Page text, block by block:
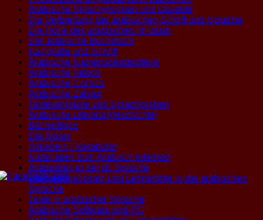
Arabische Sprachgruppen und Dialekte
Die Verbreitung der arabischen Schrift und Sprache
Die Rolle des arabischen im Islam
Der arabische Buchdruck
Kalligrafie und Schrift
Arabische Namensbestandteile
Arabische Tatoos
Arabische Comics
Arabische Zahlen
Textexemplare und Sprachproben
Arabische Literatur(geschichte)
Büchertipps
Der Koran
Vokabeln / Vokabular
Materialien zum Arabisch erlernen
Arabesken in der dt. Sprache
Internationalismen und Lehnwörter in der arabischen
Sprache
Texte in arabischer Sprache
Arabische Software und PC